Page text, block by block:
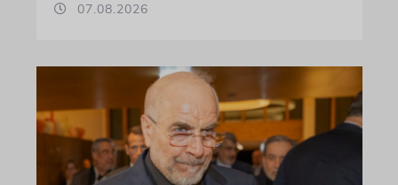
07.08.2026